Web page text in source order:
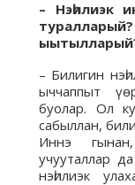
– Нэһилиэк
– Билигин
ыччаппыт
буолар. Ол
сабыллан,
Иннэ
учууталлар
нэһилиэк